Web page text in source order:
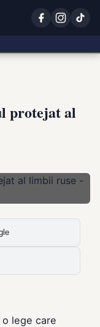
protejat al
lege care